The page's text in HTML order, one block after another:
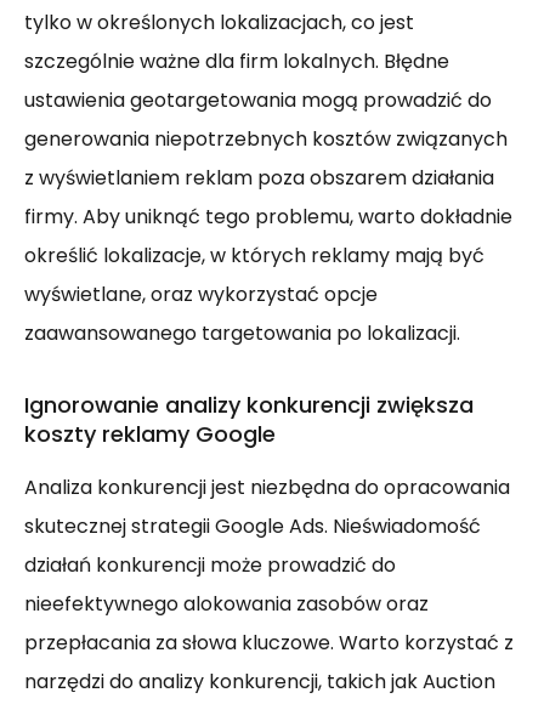
tylko w określonych lokalizacjach, co jest
szczególnie ważne dla firm lokalnych. Błędne
ustawienia geotargetowania mogą prowadzić do
generowania niepotrzebnych kosztów związanych
z wyświetlaniem reklam poza obszarem działania
firmy. Aby uniknąć tego problemu, warto dokładnie
określić lokalizacje, w których reklamy mają być
wyświetlane, oraz wykorzystać opcje
zaawansowanego targetowania po lokalizacji.
Ignorowanie analizy konkurencji zwiększa
koszty reklamy Google
Analiza konkurencji jest niezbędna do opracowania
skutecznej strategii Google Ads. Nieświadomość
działań konkurencji może prowadzić do
nieefektywnego alokowania zasobów oraz
przepłacania za słowa kluczowe. Warto korzystać z
narzędzi do analizy konkurencji, takich jak Auction